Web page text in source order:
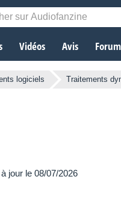
Vidéos Avis
logiciels Traitements
jour le 08/07/2026